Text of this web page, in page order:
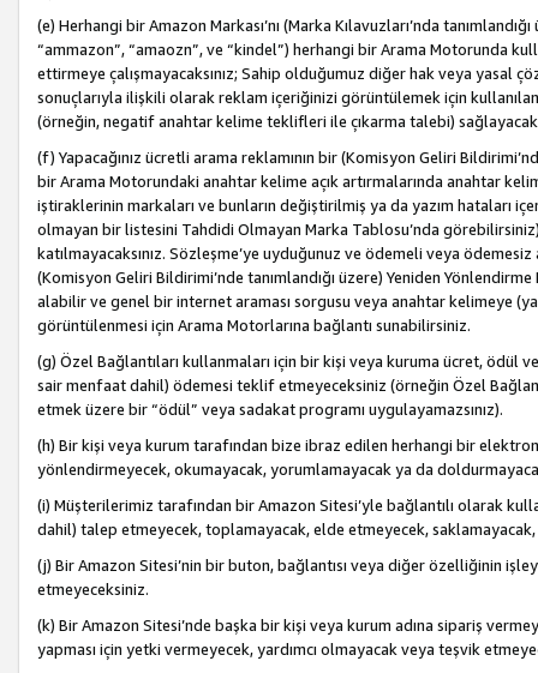
(e) Herhangi bir Amazon Markası’nı (Marka Kılavuzları’nda
“ammazon”, “amaozn”, ve “kindel”) herhangi bir Arama Motorunda
ettirmeye çalışmayacaksınız; Sahip olduğumuz diğer hak veya yasal
sonuçlarıyla ilişkili olarak reklam içeriğinizi görüntülemek için
(örneğin, negatif anahtar kelime teklifleri ile çıkarma talebi)
(f) Yapacağınız ücretli arama reklamının bir (Komisyon Geliri
bir Arama Motorundaki anahtar kelime açık artırmalarında anahtar
iştiraklerinin markaları ve bunların değiştirilmiş ya da yazım hataları
olmayan bir listesini Tahdidi Olmayan Marka Tablosu’nda
katılmayacaksınız. Sözleşme’ye uyduğunuz ve ödemeli veya
(Komisyon Geliri Bildirimi’nde tanımlandığı üzere) Yeniden
alabilir ve genel bir internet araması sorgusu veya anahtar kelimeye
görüntülenmesi için Arama Motorlarına bağlantı sunabilirsiniz.
(g) Özel Bağlantıları kullanmaları için bir kişi veya kuruma ücret, ödül
sair menfaat dahil) ödemesi teklif etmeyeceksiniz (örneğin Özel
etmek üzere bir “ödül” veya sadakat programı uygulayamazsınız).
(h) Bir kişi veya kurum tarafından bize ibraz edilen herhangi bir
yönlendirmeyecek, okumayacak, yorumlamayacak ya da
(i) Müşterilerimiz tarafından bir Amazon Sitesi’yle bağlantılı olarak
dahil) talep etmeyecek, toplamayacak, elde etmeyecek,
(j) Bir Amazon Sitesi’nin bir buton, bağlantısı veya diğer özelliğinin
etmeyeceksiniz.
(k) Bir Amazon Sitesi’nde başka bir kişi veya kurum adına sipariş
yapması için yetki vermeyecek, yardımcı olmayacak veya teşvik